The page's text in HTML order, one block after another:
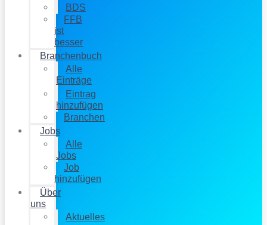
BDS
FFB
ist
besser
Branchenbuch
Alle
Einträge
Eintrag
hinzufügen
Branchen
Jobs
Alle
Jobs
Job
hinzufügen
Über
uns
Aktuelles